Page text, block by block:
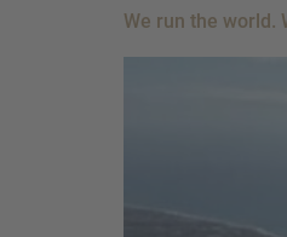
We run the world.